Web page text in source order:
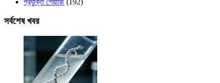
প্রযুক্তি শেয়ারিং (192)
সর্বশেষ খবর